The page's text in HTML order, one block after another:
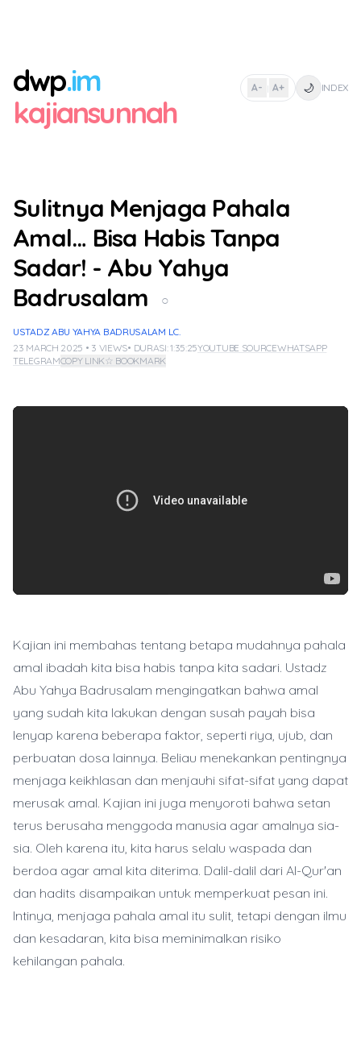
dwp.im
kajiansunnah
A- | A+ 🌙 INDEX
Sulitnya Menjaga Pahala
Amal… Bisa Habis Tanpa
Sadar! - Abu Yahya
Badrusalam
○
USTADZ ABU YAHYA BADRUSALAM LC.
23 MARCH 2025 • 3 VIEWS• DURASI: 1:35:25YOUTUBE SOURCEWHATSAPP
TELEGRAMCOPY LINK☆ BOOKMARK
Kajian ini membahas tentang betapa mudahnya pahala
amal ibadah kita bisa habis tanpa kita sadari. Ustadz
Abu Yahya Badrusalam mengingatkan bahwa amal
yang sudah kita lakukan dengan susah payah bisa
lenyap karena beberapa faktor, seperti riya, ujub, dan
perbuatan dosa lainnya. Beliau menekankan pentingnya
menjaga keikhlasan dan menjauhi sifat-sifat yang dapat
merusak amal. Kajian ini juga menyoroti bahwa setan
terus berusaha menggoda manusia agar amalnya sia-
sia. Oleh karena itu, kita harus selalu waspada dan
berdoa agar amal kita diterima. Dalil-dalil dari Al-Qur'an
dan hadits disampaikan untuk memperkuat pesan ini.
Intinya, menjaga pahala amal itu sulit, tetapi dengan ilmu
dan kesadaran, kita bisa meminimalkan risiko
kehilangan pahala.